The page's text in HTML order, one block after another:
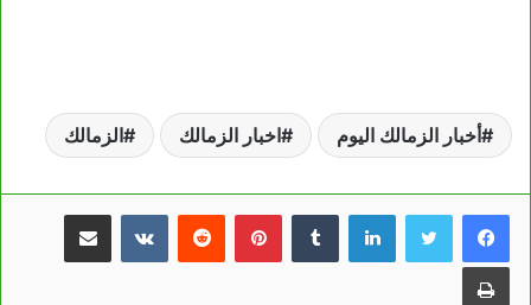
أخبار الزمالك اليوم اخبار الزمالك الزمالك
لينكدإن بينتيريست مشاركة عبر البريد
طباعة